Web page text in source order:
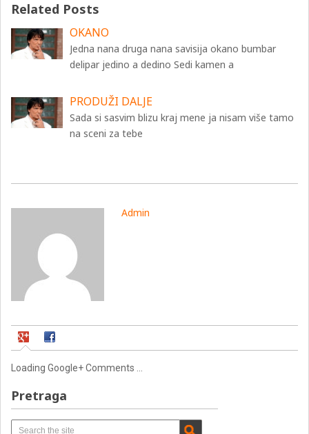
Related Posts
OKANO
Jedna nana druga nana savisija okano bumbar
delipar jedino a dedino Sedi kamen a
PRODUŽI DALJE
Sada si sasvim blizu kraj mene ja nisam više tamo
na sceni za tebe
Admin
Loading Google+ Comments ...
Pretraga